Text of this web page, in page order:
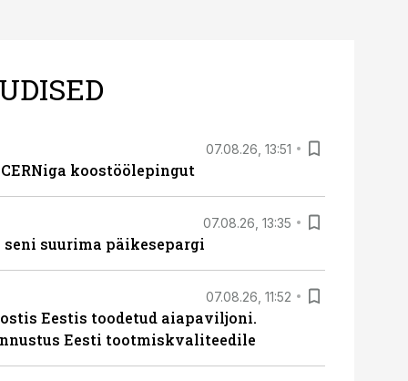
07.08.26, 13:51
koostöölepingut
07.08.26, 13:35
seni suurima päikesepargi
07.08.26, 11:52
Eestis toodetud aiapaviljoni.
Eesti tootmiskvaliteedile